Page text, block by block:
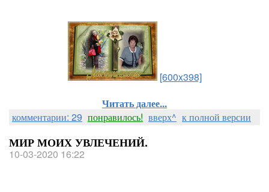
[600x398]
Читать далее...
комментарии: 29 понравилось! вверх^ к полной версии
МИР МОИХ УВЛЕЧЕНИЙ.
10-03-2020 16:22